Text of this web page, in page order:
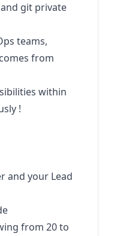
git private
teams,
from
within
!
and your Lead
from 20 to